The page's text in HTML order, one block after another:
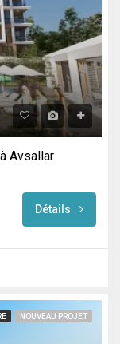
Avsallar
Détails
NOUVEAU PROJET